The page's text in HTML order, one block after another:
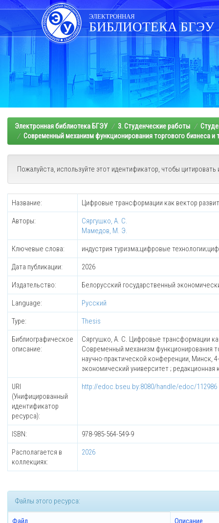
Skip
navigation
ЭЛЕКТРОННАЯ
БИБЛИОТЕКА БГЭУ
Электронная библиотека БГЭУ 3. Студенческие работы
Современный механизм функционирования торгового бизнеса и
Пожалуйста, используйте этот идентификатор, чтобы
Название: Цифровые трансформации как вектор
Авторы:
Сяргушко, А. С.
Мамедов, М. Э.
Ключевые слова: индустрия туризма;цифровые
Дата публикации: 2026
Издательство: Белорусский государственный
Language: Русский
Type: Thesis
Библиографическое
описание:
Сяргушко, А. С. Цифровые трансформации
Современный механизм функционирования
научно-практической конференции, Минск,
экономический университет ;
URI
(Унифицированный
идентификатор
ресурса):
http://edoc.bseu.by:8080/handle/edoc/112986
ISBN: 978-985-564-549-9
Располагается в
коллекциях:
2026
Файлы этого ресурса:
Файл Описание